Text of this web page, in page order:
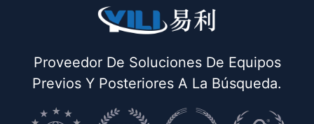
Proveedor De Soluciones De Equipos
Previos Y Posteriores A La Búsqueda.